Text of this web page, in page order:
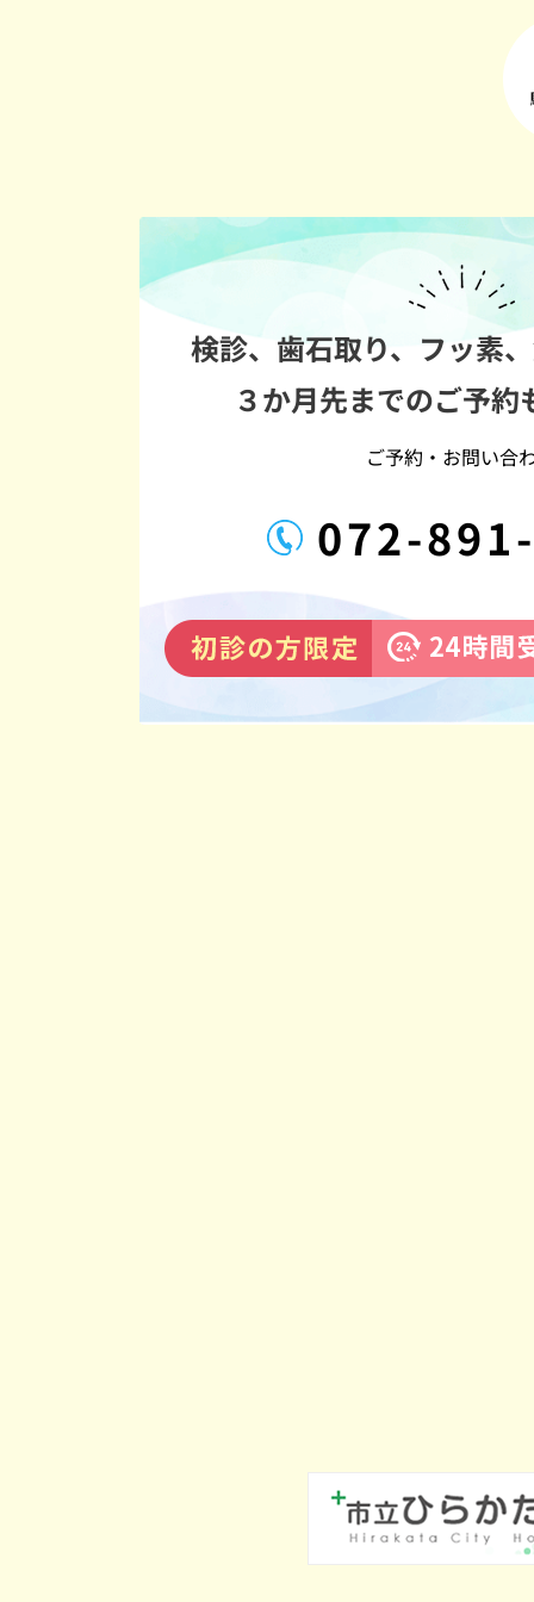
検診、歯石取り、フッ素
３か月先までのご予約
ご予約・お問い合
072-